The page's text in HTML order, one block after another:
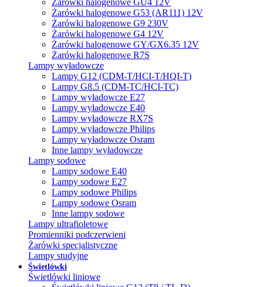
Żarówki halogenowe G53 (AR111) 12V
Żarówki halogenowe G9 230V
Żarówki halogenowe G4 12V
Żarówki halogenowe GY/GX6.35 12V
Żarówki halogenowe R7S
Lampy wyładowcze
Lampy G12 (CDM-T/HCI-T/HQI-T)
Lampy G8.5 (CDM-TC/HCI-TC)
Lampy wyładowcze E27
Lampy wyładowcze E40
Lampy wyładowcze RX7S
Lampy wyładowcze Philips
Lampy wyładowcze Osram
Inne lampy wyładowcze
Lampy sodowe
Lampy sodowe E40
Lampy sodowe E27
Lampy sodowe Philips
Lampy sodowe Osram
Inne lampy sodowe
Lampy ultrafioletowe
Promienniki podczerwieni
Żarówki specjalistyczne
Lampy studyjne
Świetlówki
Świetlówki liniowe